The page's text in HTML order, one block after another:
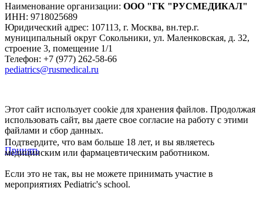
Наименование организации: ООО "ГК "РУСМЕДИКАЛ"
ИНН: 9718025689
Юридический адрес: 107113, г. Москва, вн.тер.г.
муниципальный округ Сокольники, ул. Маленковская, д. 32,
строение 3, помещение 1/1
Телефон: +7 (977) 262-58-66
pediatrics@rusmedical.ru
Этот сайт использует cookie для хранения файлов. Продолжая
использовать сайт, вы даете свое согласие на работу с этими
файлами и сбор данных.
Принять
Подтвердите, что вам больше 18 лет, и вы являетесь
медицинским или фармацевтическим работником.
Если это не так, вы не можете принимать участие в
мероприятиях Pediatric's school.